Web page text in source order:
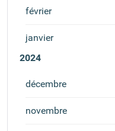
février
janvier
2024
décembre
novembre